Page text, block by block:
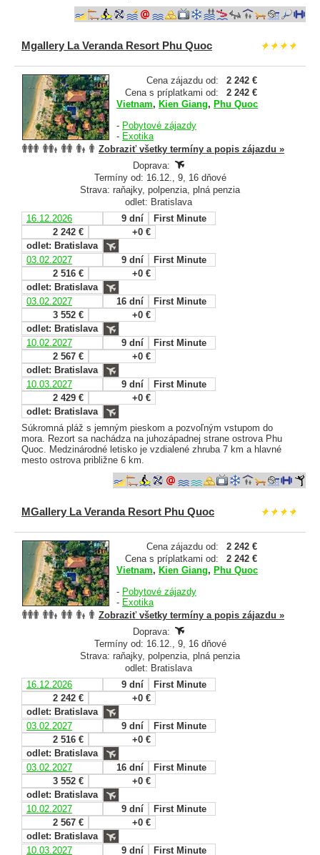
Mgallery La Veranda Resort Phu Quoc
Cena zájazdu od:
2 242 €
Cena s príplatkami od:
2 242 €
Vietnam, Kien Giang, Phu Quoc
- Pobytové zájazdy
- Exotika
Zobraziť všetky termíny a popis zájazdu »
Doprava:
Termíny od: 16.12., 9, 16 dňové
Strava: raňajky, polpenzia, plná penzia
odlet: Bratislava
16.12.2026
9 dní
First Minute
2 242 €
+0 €
odlet: Bratislava
03.02.2027
9 dní
First Minute
2 516 €
+0 €
odlet: Bratislava
03.02.2027
16 dní
First Minute
3 552 €
+0 €
odlet: Bratislava
10.02.2027
9 dní
First Minute
2 567 €
+0 €
odlet: Bratislava
10.03.2027
9 dní
First Minute
2 429 €
+0 €
odlet: Bratislava
Súkromná pláž s jemným pieskom a pozvoľným vstupom do
mora. Rezort sa nachádza na juhozápadnej strane ostrova Phu
Quoc. Medzinárodné letisko je vzdialené zhruba 7 km a hlavné
mesto ostrova približne 6 km.
MGallery La Veranda Resort Phu Quoc
Cena zájazdu od:
2 242 €
Cena s príplatkami od:
2 242 €
Vietnam, Kien Giang, Phu Quoc
- Pobytové zájazdy
- Exotika
Zobraziť všetky termíny a popis zájazdu »
Doprava:
Termíny od: 16.12., 9, 16 dňové
Strava: raňajky, polpenzia, plná penzia
odlet: Bratislava
16.12.2026
9 dní
First Minute
2 242 €
+0 €
odlet: Bratislava
03.02.2027
9 dní
First Minute
2 516 €
+0 €
odlet: Bratislava
03.02.2027
16 dní
First Minute
3 552 €
+0 €
odlet: Bratislava
10.02.2027
9 dní
First Minute
2 567 €
+0 €
odlet: Bratislava
10.03.2027
9 dní First Minute